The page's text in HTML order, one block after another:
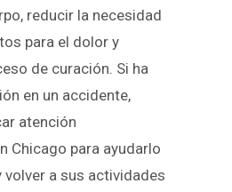
reducir la necesidad
para el dolor y
de curación. Si ha
en un accidente,
atención
Chicago para ayudarlo
volver a sus actividades